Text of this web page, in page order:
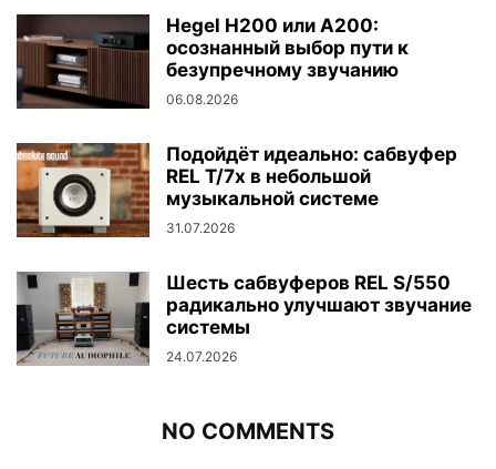
Hegel H200 или A200:
осознанный выбор пути к
безупречному звучанию
06.08.2026
Подойдёт идеально: сабвуфер
REL T/7x в небольшой
музыкальной системе
31.07.2026
Шесть сабвуферов REL S/550
радикально улучшают звучание
системы
24.07.2026
NO COMMENTS